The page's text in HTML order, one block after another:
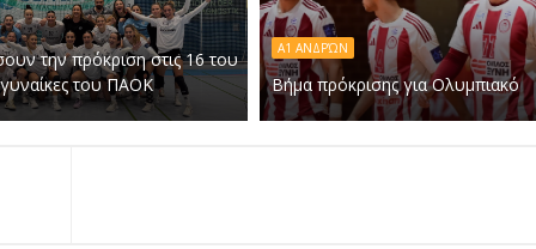
την πρόκριση στις 16 του
του ΠΑΟΚ
Α1 ΑΝΔΡΏΝ
Βήμα πρόκρισης για Ολυμπιακό